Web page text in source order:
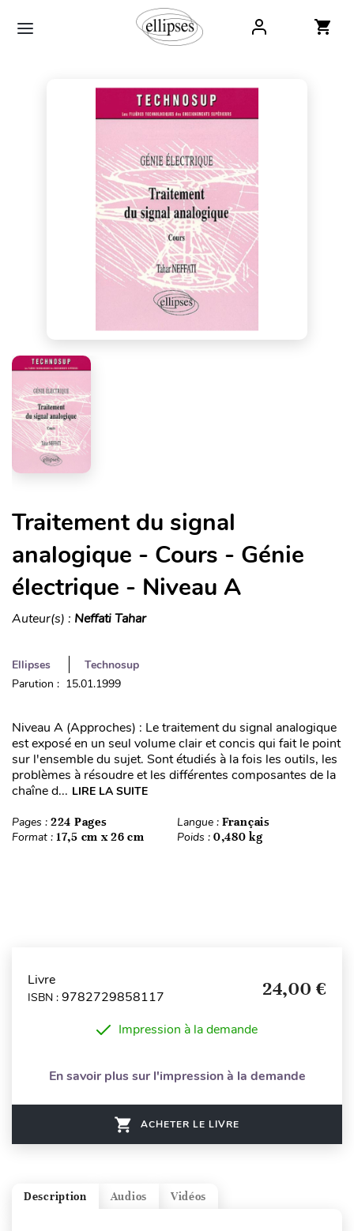
Traitement du signal
analogique - Cours - Génie
électrique - Niveau A
Auteur(s) : Neffati Tahar
Ellipses
Technosup
Parution : 15.01.1999
Niveau A (Approches) : Le traitement du signal analogique
est exposé en un seul volume clair et concis qui fait le point
sur l'ensemble du sujet. Sont étudiés à la fois les outils, les
problèmes à résoudre et les différentes composantes de la
chaîne d... LIRE LA SUITE
Pages : 224 Pages Langue : Français
Format : 17,5 cm x 26 cm Poids : 0,480 kg
Livre
ISBN : 9782729858117 24,00 €
Impression à la demande
En savoir plus sur l'impression à la demande
ACHETER LE LIVRE
Vidéos
Audios
Description